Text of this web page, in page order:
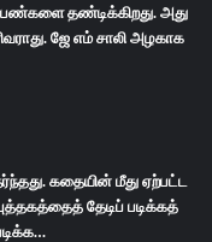
தண்டிக்கிறது. அது
ஜே எம் சாலி அழகாக
கதையின் மீது ஏற்பட்ட
தேடிப் படிக்கத்